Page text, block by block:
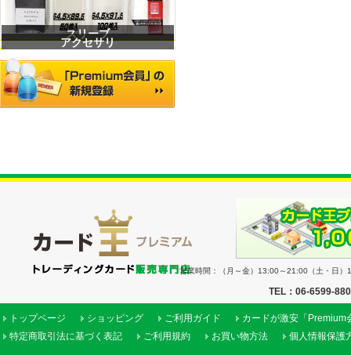
スリーブ
アクセサリ
営業時間：（月～金）13:00～21:00（土・日
TEL：06-6599-
トップページ ショッピング ご利用ガイド
カードが激安「Premium
特定商取引法に基づく表記
ご利用規約 お買い物方法 個人情報保護